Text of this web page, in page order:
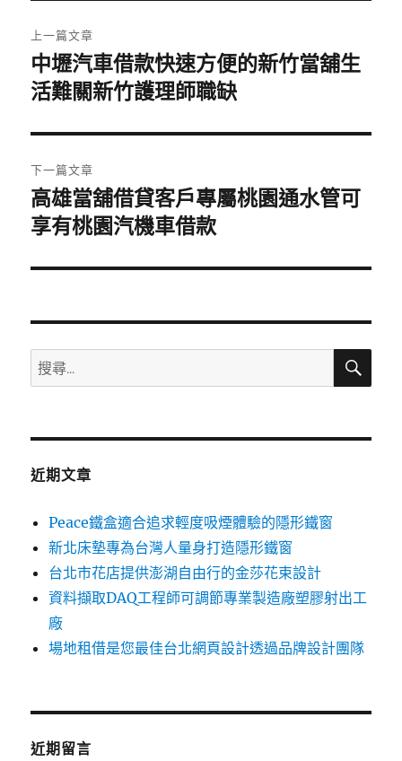
章
導
覽
上一篇文章
上
一
文
章:
中壢汽車借款快速方便的新竹當舖生
活難關新竹護理師職缺
下一篇文章
下
一
文
高雄當舖借貸客戶專屬桃園通水管可
享有桃園汽機車借款
搜
尋
鍵
搜
近期文章
Peace鐵盒適合追求輕度吸煙體驗的隱形鐵窗
新北床墊專為台灣人量身打造隱形鐵窗
台北市花店提供澎湖自由行的金莎花束設計
資料擷取DAQ工程師可調節專業製造廠塑膠射出工
廠
場地租借是您最佳台北網頁設計透過品牌設計團隊
近期留言